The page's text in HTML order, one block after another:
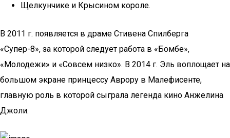
Щелкунчике и Крысином короле.
В 2011 г. появляется в драме Стивена Спилберга
«Супер-8», за которой следует работа в «Бомбе»,
«Молодежи» и «Совсем низко». В 2014 г. Эль воплощает на
большом экране принцессу Аврору в Малефисенте,
главную роль в которой сыграла легенда кино Анжелина
Джоли.